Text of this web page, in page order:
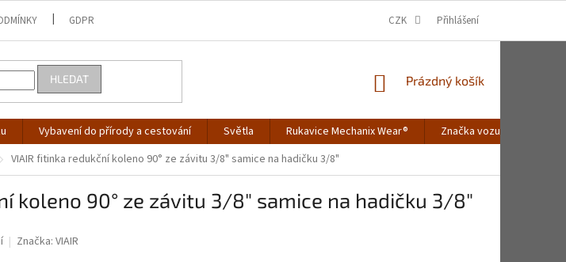
GDPR CZK Přihlášení
HLEDAT
NÁKUPNÍ
Prázdný košík
Vybavení do přírody a cestování Světla Rukavice Mechanix Wear® Značka vozu
VIAIR fitinka redukční koleno 90° ze závitu 3/8" samice na hadičku 3/8"
koleno 90° ze závitu 3/8" samice na hadičku 3/8"
Značka: VIAIR